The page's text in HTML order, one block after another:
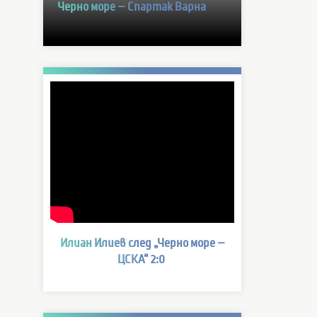
Черно море – Спартак Варна
Илиан Илиев след „Черно море –
ЦСКА“ 2:0